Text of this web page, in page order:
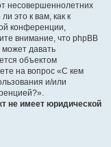
несовершеннолетних
это к вам, как к
конференции,
внимание, что phpBB
давать
объектом
на вопрос «С кем
и/или
не имеет юридической